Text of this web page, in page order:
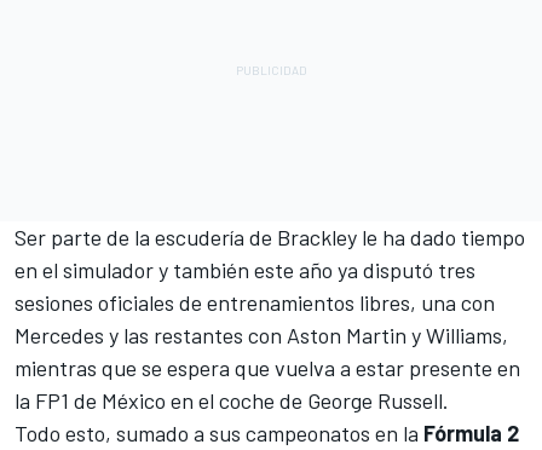
Ser parte de la escudería de Brackley le ha dado tiempo
en el simulador y también este año ya disputó tres
sesiones oficiales de entrenamientos libres, una con
Mercedes y las restantes con Aston Martin y Williams,
mientras que se espera que vuelva a estar presente en
la FP1 de México en el coche de George Russell.
Todo esto, sumado a sus campeonatos en la Fórmula 2